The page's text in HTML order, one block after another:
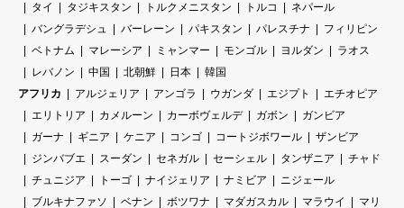
タイ
タジキスタン トルクメニスタン トルコ
ネパール
バングラデシュ
バーレーン パキスタン パレスチナ
フィリピン
ベトナム
マレーシア ミャンマー モンゴル ヨルダン
ラオス
レバノン
中国 北朝鮮 日本
韓国
アフリカ
アルジェリア アンゴラ ウガンダ エジプト
エチオピア
エリトリア
カメルーン カーボヴェルデ ガボン
ガンビア
ガーナ
ギニア ケニア コンゴ コートジボワール
ザンビア
ジンバブエ
スーダン セネガル セーシェル タンザニア
チャド
チュニジア
トーゴ ナイジェリア ナミビア
ニジェール
ブルキナファソ
ベナン ボツワナ マダガスカル マラウイ
マリ